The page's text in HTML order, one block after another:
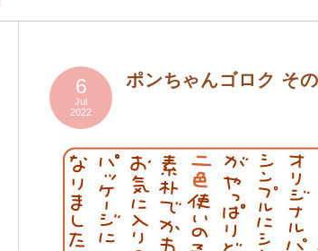
6
Jul
2022
ポンちゃんゴロク そ